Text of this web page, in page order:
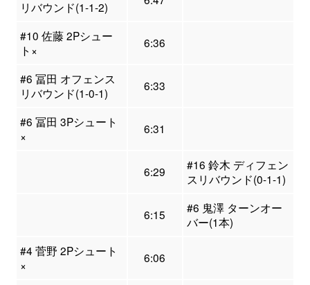
リバウンド(1-1-2)
#10 佐藤 2Pシュー
ト×
6:36
#6 冨田 オフェンス
リバウンド(1-0-1)
6:33
#6 冨田 3Pシュート
×
6:31
6:29
#16 鈴木 ディフェン
スリバウンド(0-1-1)
6:15
#6 鬼澤 ターンオー
バー(1本)
#4 菅野 2Pシュート
×
6:06